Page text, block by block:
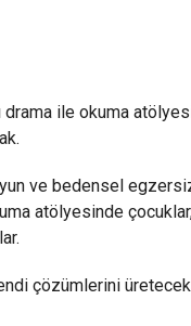
drama ile okuma
ve bedensel
atölyesinde
çözümlerini